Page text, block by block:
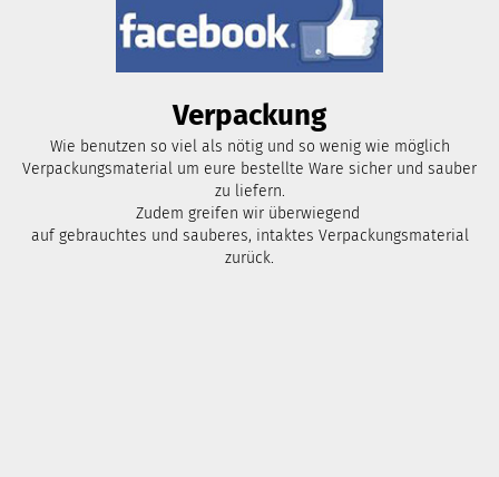
Verpackung
Wie benutzen so viel als nötig und so wenig wie möglich
Verpackungsmaterial um eure bestellte Ware sicher und sauber
zu liefern.
Zudem greifen wir überwiegend
auf gebrauchtes und sauberes, intaktes Verpackungsmaterial
zurück.